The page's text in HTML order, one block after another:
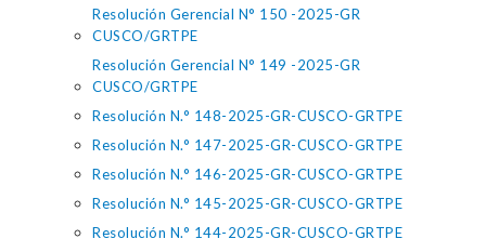
Resolución Gerencial N° 150 -2025-GR
CUSCO/GRTPE
Resolución Gerencial N° 149 -2025-GR
CUSCO/GRTPE
Resolución N.° 148-2025-GR-CUSCO-GRTPE
Resolución N.° 147-2025-GR-CUSCO-GRTPE
Resolución N.° 146-2025-GR-CUSCO-GRTPE
Resolución N.° 145-2025-GR-CUSCO-GRTPE
Resolución N.° 144-2025-GR-CUSCO-GRTPE